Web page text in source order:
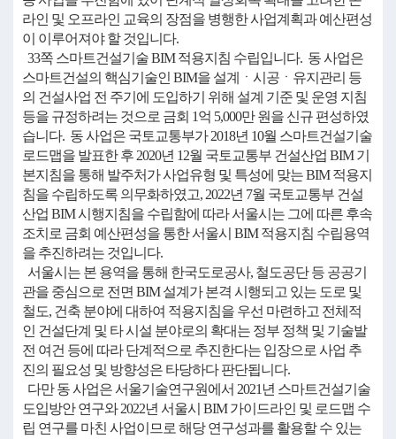
라인 및 오프라인 교육의 장점을 병행한 사업계획과 예산편성
이 이루어져야 할 것입니다.
33쪽 스마트건설기술 BIM 적용지침 수립입니다. 동 사업은
스마트건설의 핵심기술인 BIM을 설계ㆍ시공ㆍ유지관리 등
의 건설사업 전 주기에 도입하기 위해 설계 기준 및 운영 지침
등을 규정하려는 것으로 금회 1억 5,000만 원을 신규 편성하였
습니다. 동 사업은 국토교통부가 2018년 10월 스마트건설기술
로드맵을 발표한 후 2020년 12월 국토교통부 건설산업 BIM 기
본지침을 통해 발주처가 사업유형 및 특성에 맞는 BIM 적용지
침을 수립하도록 의무화하였고, 2022년 7월 국토교통부 건설
산업 BIM 시행지침을 수립함에 따라 서울시는 그에 따른 후속
조치로 금회 예산편성을 통한 서울시 BIM 적용지침 수립용역
을 추진하려는 것입니다.
서울시는 본 용역을 통해 한국도로공사, 철도공단 등 공공기
관을 중심으로 전면 BIM 설계가 본격 시행되고 있는 도로 및
철도, 건축 분야에 대하여 적용지침을 우선 마련하고 전체적
인 건설단계 및 타 시설 분야로의 확대는 정부 정책 및 기술발
전 여건 등에 따라 단계적으로 추진한다는 입장으로 사업 추
진의 필요성 및 방향성은 타당하다 판단됩니다.
다만 동 사업은 서울기술연구원에서 2021년 스마트건설기술
도입방안 연구와 2022년 서울시 BIM 가이드라인 및 로드맵 수
립 연구를 마친 사업이므로 해당 연구성과를 활용할 수 있는